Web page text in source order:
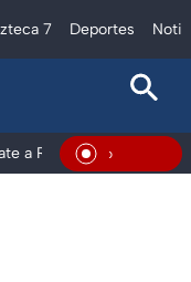
7 Deportes
a Rocío Al ExtremoEn Vivo